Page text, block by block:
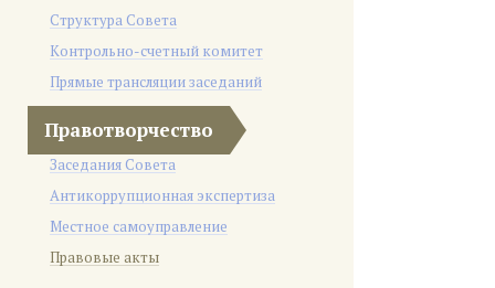
Структура Совета
Контрольно-счетный комитет
Прямые трансляции заседаний
Правотворчество
Заседания Совета
Антикоррупционная экспертиза
Местное самоуправление
Правовые акты